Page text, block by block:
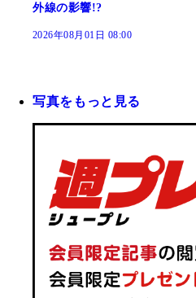
外線の影響!?
2026年08月01日 08:00
写真をもっと見る